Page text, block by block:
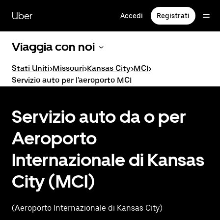
contenuto
principale
Uber Accedi Registrati
Viaggia con noi
Stati Uniti>Missouri>Kansas City>MCI>
Servizio auto per l'aeroporto MCI
Servizio auto da o per
Aeroporto
Internazionale di Kansas
City (MCI)
(Aeroporto Internazionale di Kansas City)